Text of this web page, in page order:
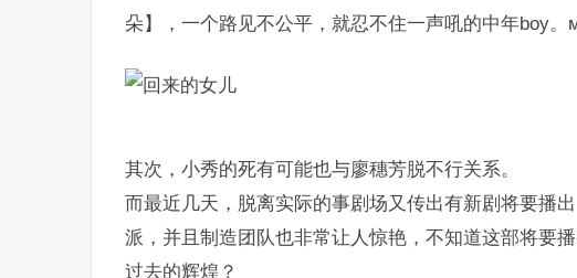
朵】，一个路见不公平，就忍不住一声吼的中年boy
其次，小秀的死有可能也与廖穗芳脱不行关系。
而最近几天，脱离实际的事剧场又传出有新剧将要播
派，并且制造团队也非常让人惊艳，不知道这部将要
过去的辉煌？